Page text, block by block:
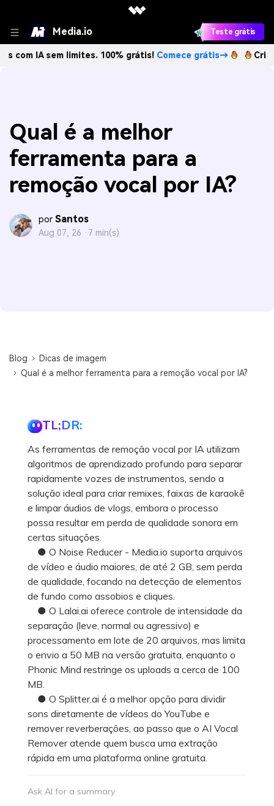
Media.io Teste grátis
sem limites. 100% grátis!Comece grátis→ Crie
Qual é a melhor
ferramenta para a
remoção vocal por IA?
por Santos
Aug 07, 26 · 7 min(s)
Blog
Dicas de imagem
Qual é a melhor ferramenta para a remoção vocal por IA?
TL;DR:
As ferramentas de remoção vocal por IA utilizam
algoritmos de aprendizado profundo para separar
rapidamente vozes de instrumentos, sendo a
solução ideal para criar remixes, faixas de karaokê
e limpar áudios de vlogs, embora o processo
possa resultar em perda de qualidade sonora em
certas situações.
● O Noise Reducer - Media.io suporta arquivos
de vídeo e áudio maiores, de até 2 GB, sem perda
de qualidade, focando na detecção de elementos
de fundo como assobios e cliques.
● O Lalai.ai oferece controle de intensidade da
separação (leve, normal ou agressivo) e
processamento em lote de 20 arquivos, mas limita
o envio a 50 MB na versão gratuita, enquanto o
Phonic Mind restringe os uploads a cerca de 100
MB.
● O Splitter.ai é a melhor opção para dividir
sons diretamente de vídeos do YouTube e
remover reverberações, ao passo que o AI Vocal
Remover atende quem busca uma extração
rápida em uma plataforma online gratuita.
Ask AI for a summary